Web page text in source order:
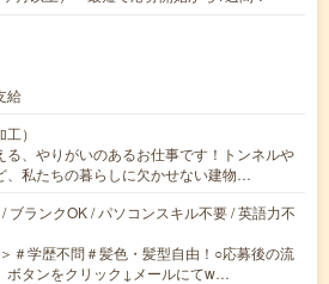
給
）
る、やりがいのあるお仕事です！トンネルや
、私たちの暮らしに欠かせない建物…
ブランクOK / パソコンスキル不要 / 英語力不
＃学歴不問＃髪色・髪型自由！○応募後の流
ボタンをクリック↓メールにてw…